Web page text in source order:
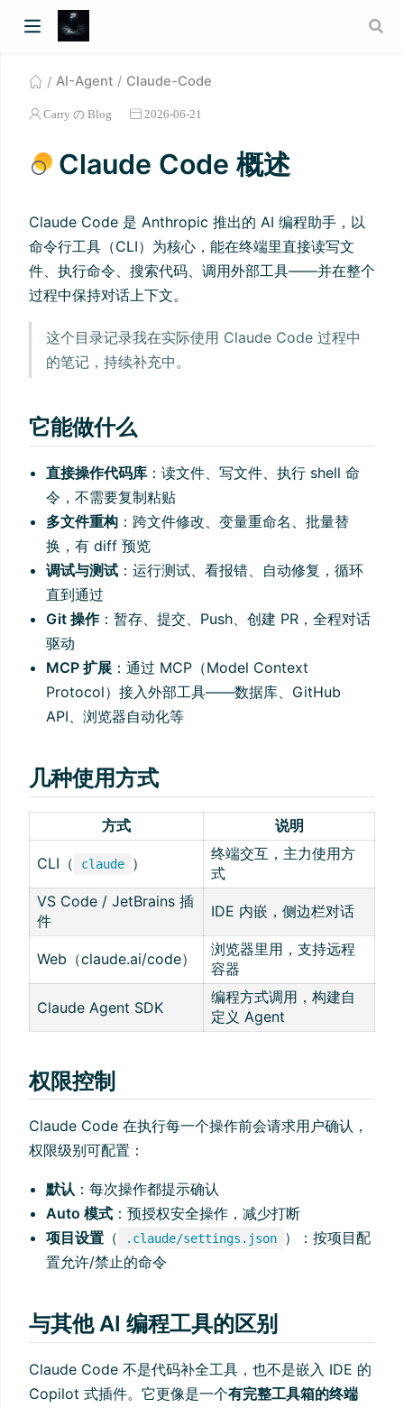
AI-Agent Claude-Code
Carry の Blog 2026-06-21
Claude Code 概述
Claude Code 是 Anthropic 推出的 AI 编程助手，以
命令行工具（CLI）为核心，能在终端里直接读写文
件、执行命令、搜索代码、调用外部工具——并在整个
过程中保持对话上下文。
这个目录记录我在实际使用 Claude Code 过程中
的笔记，持续补充中。
它能做什么
直接操作代码库 ：读文件、写文件、执行 shell 命
令，不需要复制粘贴
多文件重构 ：跨文件修改、变量重命名、批量替
换，有 diff 预览
调试与测试 ：运行测试、看报错、自动修复，循环
直到通过
Git 操作：暂存、提交、Push、创建 PR，全程对话
驱动
MCP 扩展 ：通过 MCP（Model Context
Protocol）接入外部工具——数据库、GitHub
API、浏览器自动化等
几种使用方式
方式 说明
CLI（ claude ）
终端交互，主力使用方
式
VS Code / JetBrains 插
件
IDE 内嵌，侧边栏对话
Web（claude.ai/code）
浏览器里用，支持远程
容器
Claude Agent SDK
编程方式调用，构建自
定义 Agent
权限控制
Claude Code 在执行每一个操作前会请求用户确认，
权限级别可配置：
默认 ：每次操作都提示确认
Auto 模式 ：预授权安全操作，减少打断
项目设置 （ .claude/settings.json
）：按项目配
置允许/禁止的命令
与其他 AI 编程工具的区别
Claude Code 不是代码补全工具，也不是嵌入 IDE 的
Copilot 式插件。它更像是一个有完整工具箱的终端